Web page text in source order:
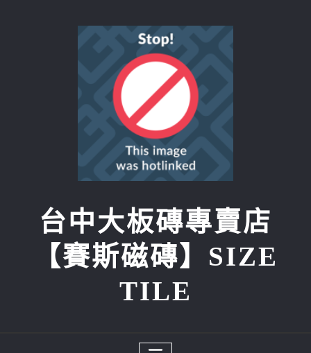
台中大板磚專賣店
【賽斯磁磚】SIZE
TILE